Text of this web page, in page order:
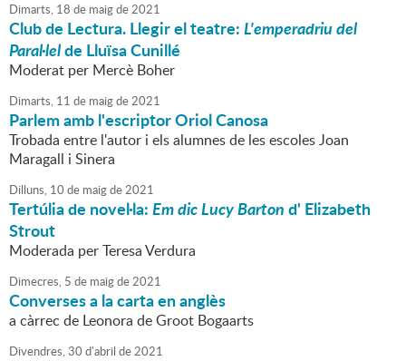
Dimarts, 18 de maigde2021
Club de Lectura. Llegir el teatre:L'emperadriu del
Paral·lelde Lluïsa Cunillé
Moderat per Mercè Boher
Dimarts, 11 de maigde2021
Parlem amb l'escriptor Oriol Canosa
Trobada entre l'autor i els alumnes de les escoles Joan
Maragall i Sinera
Dilluns, 10 de maigde2021
Tertúlia de novel·la:Em dic Lucy Bartond' Elizabeth
Strout
Moderada per Teresa Verdura
Dimecres, 5 de maigde2021
Converses a la carta en anglès
a càrrec de Leonora de Groot Bogaarts
Divendres,30 d'abril de2021